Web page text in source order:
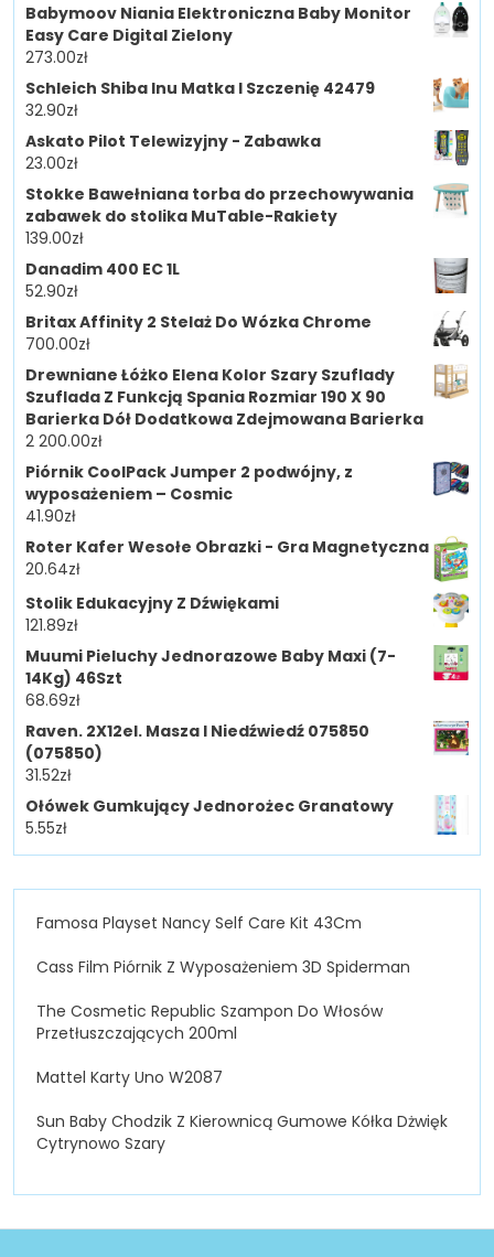
Babymoov Niania Elektroniczna Baby Monitor
Easy Care Digital Zielony
273.00zł
Schleich Shiba Inu Matka I Szczenię 42479
32.90zł
Askato Pilot Telewizyjny - Zabawka
23.00zł
Stokke Bawełniana torba do przechowywania
zabawek do stolika MuTable-Rakiety
139.00zł
Danadim 400 EC 1L
52.90zł
Britax Affinity 2 Stelaż Do Wózka Chrome
700.00zł
Drewniane Łóżko Elena Kolor Szary Szuflady
Szuflada Z Funkcją Spania Rozmiar 190 X 90
Barierka Dół Dodatkowa Zdejmowana Barierka
2 200.00zł
Piórnik CoolPack Jumper 2 podwójny, z
wyposażeniem – Cosmic
41.90zł
Roter Kafer Wesołe Obrazki - Gra Magnetyczna
20.64zł
Stolik Edukacyjny Z Dźwiękami
121.89zł
Muumi Pieluchy Jednorazowe Baby Maxi (7-
14Kg) 46Szt
68.69zł
Raven. 2X12el. Masza I Niedźwiedź 075850
(075850)
31.52zł
Ołówek Gumkujący Jednorożec Granatowy
5.55zł
Famosa Playset Nancy Self Care Kit 43Cm
Cass Film Piórnik Z Wyposażeniem 3D Spiderman
The Cosmetic Republic Szampon Do Włosów
Przetłuszczających 200ml
Mattel Karty Uno W2087
Sun Baby Chodzik Z Kierownicą Gumowe Kółka Dżwięk
Cytrynowo Szary